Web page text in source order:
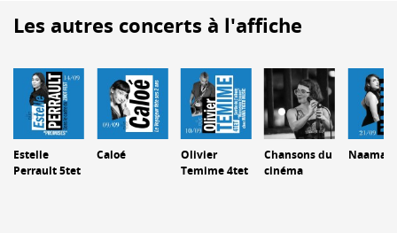
Les autres concerts à l'affiche
Estelle
Perrault 5tet
Caloé
Olivier
Temime 4tet
Chansons du
cinéma
Naama